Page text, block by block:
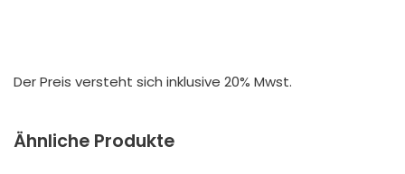
Der Preis versteht sich inklusive 20% Mwst.
Ähnliche Produkte